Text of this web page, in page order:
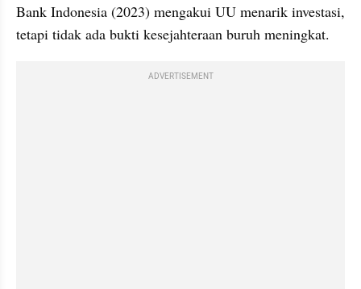
Bank Indonesia (2023) mengakui UU menarik investasi,
tetapi tidak ada bukti kesejahteraan buruh meningkat.
ADVERTISEMENT